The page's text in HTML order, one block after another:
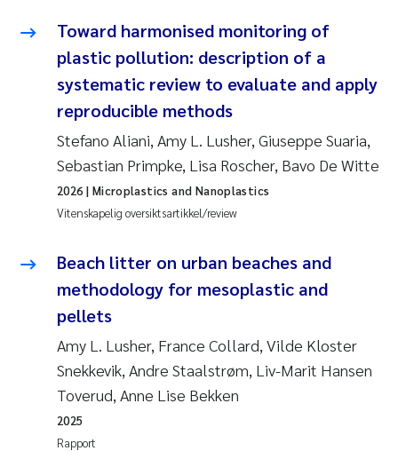
Toward harmonised monitoring of
plastic pollution: description of a
systematic review to evaluate and apply
reproducible methods
Stefano Aliani, Amy L. Lusher, Giuseppe Suaria,
Sebastian Primpke, Lisa Roscher, Bavo De Witte
Vitenskapelig oversiktsartikkel/review
2026 | Microplastics and Nanoplastics
Beach litter on urban beaches and
methodology for mesoplastic and
pellets
Amy L. Lusher, France Collard, Vilde Kloster
Snekkevik, Andre Staalstrøm, Liv-Marit Hansen
Toverud, Anne Lise Bekken
Rapport
2025